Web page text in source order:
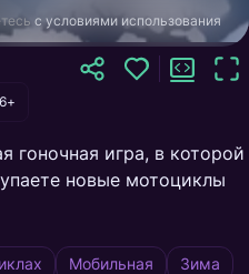
с условиями использования
6+
гоночная игра, в которой
новые мотоциклы
Мобильная Зима